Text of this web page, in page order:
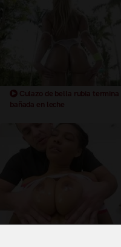
Culazo de bella rubia termina
bañada en leche